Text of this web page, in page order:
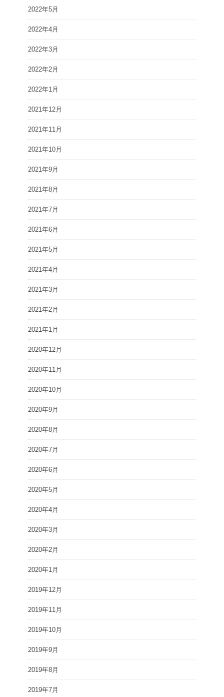
2022年5月
2022年4月
2022年3月
2022年2月
2022年1月
2021年12月
2021年11月
2021年10月
2021年9月
2021年8月
2021年7月
2021年6月
2021年5月
2021年4月
2021年3月
2021年2月
2021年1月
2020年12月
2020年11月
2020年10月
2020年9月
2020年8月
2020年7月
2020年6月
2020年5月
2020年4月
2020年3月
2020年2月
2020年1月
2019年12月
2019年11月
2019年10月
2019年9月
2019年8月
2019年7月